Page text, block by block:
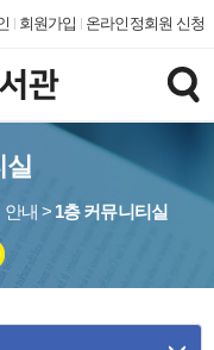
회원가입 온라인정회원 신청
실
안내 > 1층 커뮤니티실